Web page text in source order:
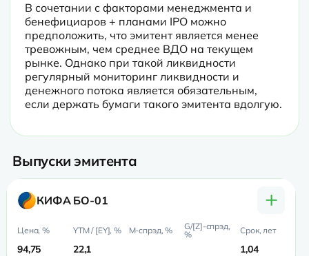
В сочетании с факторами менеджмента и
бенефициаров + планами IPO можно
предположить, что эмитент является менее
тревожным, чем среднее ВДО на текущем
рынке. Однако при такой ликвидности
регулярный мониторинг ликвидности и
денежного потока является обязательным,
Выпуски эмитента
КИФА БО-01 +
94,75 22,1 1,04